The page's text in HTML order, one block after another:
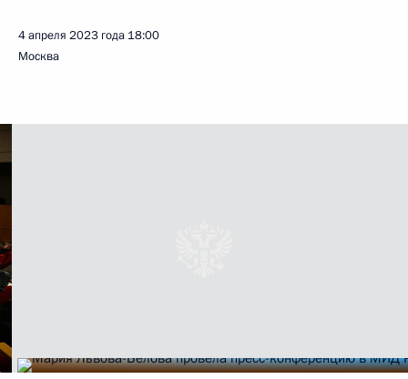
4 апреля 2023 года 18:00
Москва